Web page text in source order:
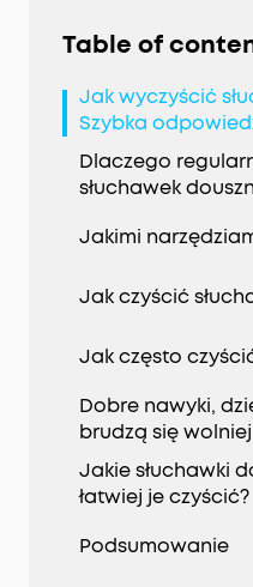
Table of
Jak wyczyścić
Szybka
Dlaczego
słuchawek
Jakimi
Jak czyścić
Jak często
Dobre nawyki,
brudzą się wolniej
Jakie słuchawki
łatwiej je czyścić?
Podsumowanie